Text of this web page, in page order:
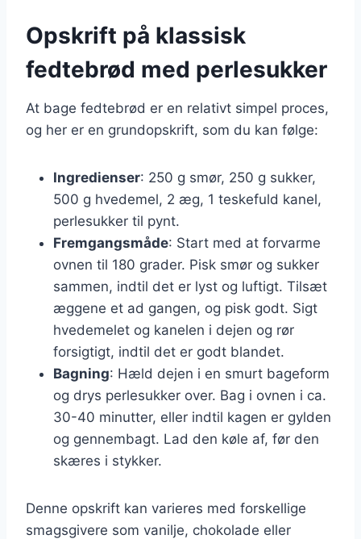
Opskrift på klassisk
fedtebrød med perlesukker
At bage fedtebrød er en relativt simpel proces,
og her er en grundopskrift, som du kan følge:
Ingredienser: 250 g smør, 250 g sukker,
500 g hvedemel, 2 æg, 1 teskefuld kanel,
perlesukker til pynt.
Fremgangsmåde: Start med at forvarme
ovnen til 180 grader. Pisk smør og sukker
sammen, indtil det er lyst og luftigt. Tilsæt
æggene et ad gangen, og pisk godt. Sigt
hvedemelet og kanelen i dejen og rør
forsigtigt, indtil det er godt blandet.
Bagning: Hæld dejen i en smurt bageform
og drys perlesukker over. Bag i ovnen i ca.
30-40 minutter, eller indtil kagen er gylden
og gennembagt. Lad den køle af, før den
skæres i stykker.
Denne opskrift kan varieres med forskellige
smagsgivere som vanilje, chokolade eller